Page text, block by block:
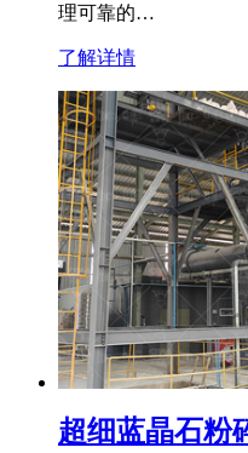
理可靠的…
了解详情
超细蓝晶石粉